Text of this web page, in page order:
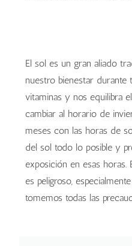
El sol es un gran aliado
nuestro bienestar durante
vitaminas y nos equilibra
cambiar al horario de
meses con las horas de
del sol todo lo posible y
exposición en esas horas.
es peligroso,
tomemos todas las